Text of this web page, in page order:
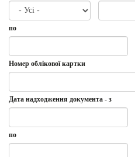
створення
з
по
Дата
по
Номер облікової картки
Дата надходження документа - з
Дата
Дата
надходження
по